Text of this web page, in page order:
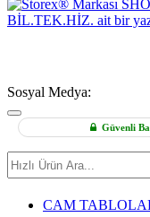
Sosyal Medya:
Güvenli
Hızlı
Ürün
CAM